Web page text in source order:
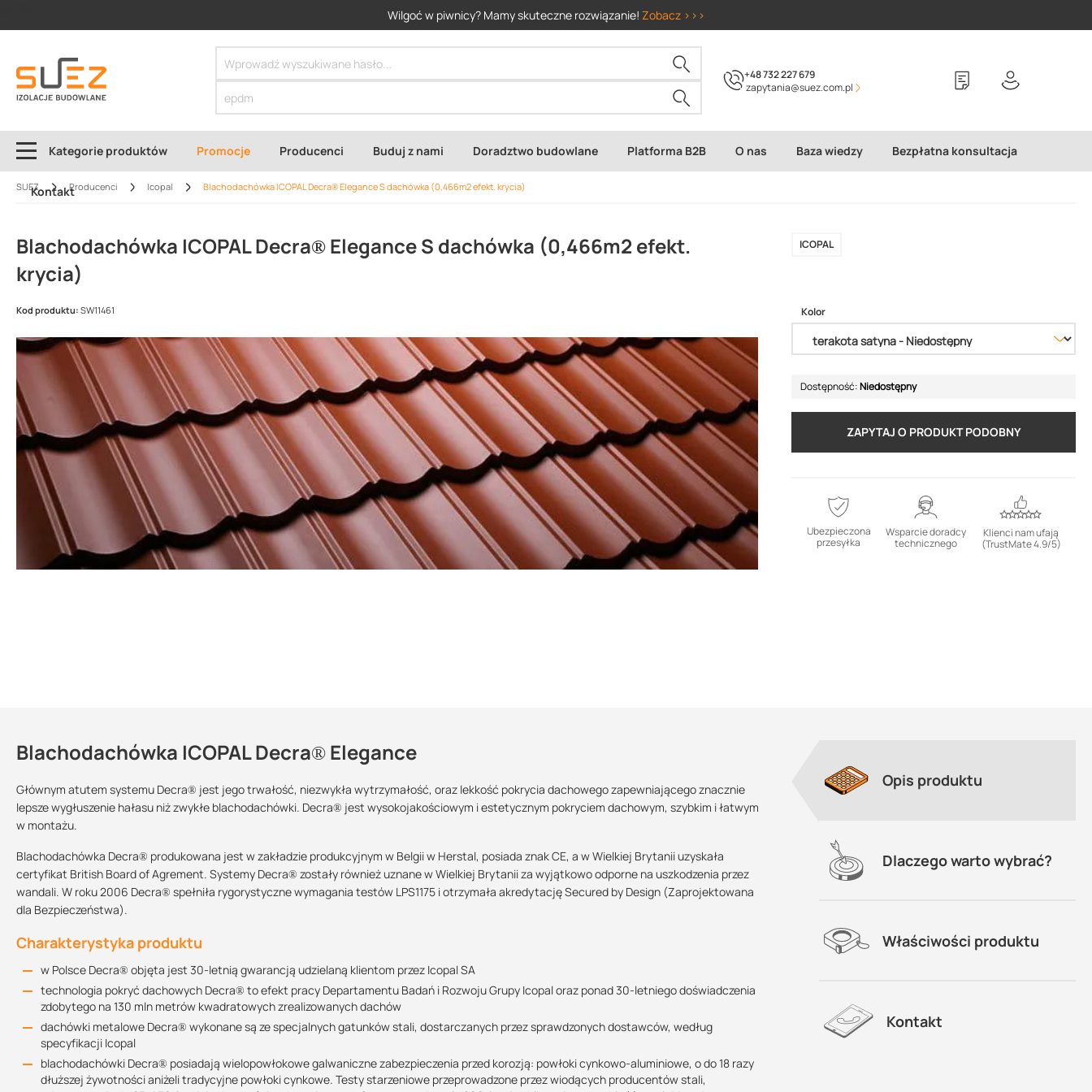
Wilgoć w piwnicy? Mamy skuteczne rozwiązanie! Zobacz >>>
+48 732 227 679
zapytania@suez.com.pl
Kategorie produktów Promocje Producenci Buduj z nami Doradztwo budowlane Platforma B2B O nas Baza wiedzy Bezpłatna konsultacja
Kontakt
SUEZ Producenci Icopal Blachodachówka ICOPAL Decra® Elegance S dachówka (0,466m2 efekt. krycia)
Blachodachówka ICOPAL Decra® Elegance S dachówka (0,466m2 efekt.
krycia)
ICOPAL
Kod produktu: SW11461 Kolor
Dostępność:Niedostępny
ZAPYTAJ O PRODUKT PODOBNY
Ubezpieczona
przesyłka
Wsparcie doradcy
technicznego
Klienci nam ufają
(TrustMate 4.9/5)
Blachodachówka ICOPAL Decra® Elegance
Głównym atutem systemu Decra® jest jego trwałość, niezwykła wytrzymałość, oraz lekkość pokrycia dachowego zapewniającego znacznie
lepsze wygłuszenie hałasu niż zwykłe blachodachówki. Decra® jest wysokojakościowym i estetycznym pokryciem dachowym, szybkim i łatwym
w montażu.
Blachodachówka Decra® produkowana jest w zakładzie produkcyjnym w Belgii w Herstal, posiada znak CE, a w Wielkiej Brytanii uzyskała
certyfikat British Board of Agrement. Systemy Decra® zostały również uznane w Wielkiej Brytanii za wyjątkowo odporne na uszkodzenia przez
wandali. W roku 2006 Decra® spełniła rygorystyczne wymagania testów LPS1175 i otrzymała akredytację Secured by Design (Zaprojektowana
dla Bezpieczeństwa).
Charakterystyka produktu
w Polsce Decra® objęta jest 30-letnią gwarancją udzielaną klientom przez Icopal SA
technologia pokryć dachowych Decra® to efekt pracy Departamentu Badań i Rozwoju Grupy Icopal oraz ponad 30-letniego doświadczenia
zdobytego na 130 mln metrów kwadratowych zrealizowanych dachów
dachówki metalowe Decra® wykonane są ze specjalnych gatunków stali, dostarczanych przez sprawdzonych dostawców, według
specyfikacji Icopal
blachodachówki Decra® posiadają wielopowłokowe galwaniczne zabezpieczenia przed korozją: powłoki cynkowo-aluminiowe, o do 18 razy
dłuższej żywotności aniżeli tradycyjne powłoki cynkowe. Testy starzeniowe przeprowadzone przez wiodących producentów stali,
Dlaczego warto wybrać blachodachówki Decra® Elegance?
7 razy lżejsze od tradycyjnej dachówki
wysoka odporność na huraganowe wiatry i uszkodzenia
korzystne własności akustyczne – tłumienie dudnienia deszczu
wysoka trwałość pokrycia, bez potrzeby konserwacji
szybki montaż
możliwość zastosowania na dachy o pochyleniach już od 12o
pokrycie przyjazne dla środowiska
Sprzedajemy na:
sztuki
tak
Technologia Decra Elegance
poliestrową.
Wykończenie licowej strony wykonane jest z poliestrowego lakieru proszkowego o wysokiej odporności i elastyczności, QUALICOAT klasa II,
który jest nanoszony po wyprofilowaniu produktu. Dzięki temu powłoka lakiernicza ma tę samą grubość na całej powierzchni elementów Decra.
Zarówno dachówki jak i akcesoria wykonane są w tej samej technologii tworząc dopracowane, spójne pokrycie dachowe.
Ten wyjątkowy, wielowarstwowy system zabezpieczeń stanowi o wysokiej trwałości Decra Elegance .
1. Lakier proszkowy
Kontakt
Maszy pytania lub wątpliwości?
Marcin Inglot
Specjalista doradca
marcin.inglot@suez.com.pl
Opis produktu
Dlaczego warto wybrać?
Właściwości produktu
Kontakt